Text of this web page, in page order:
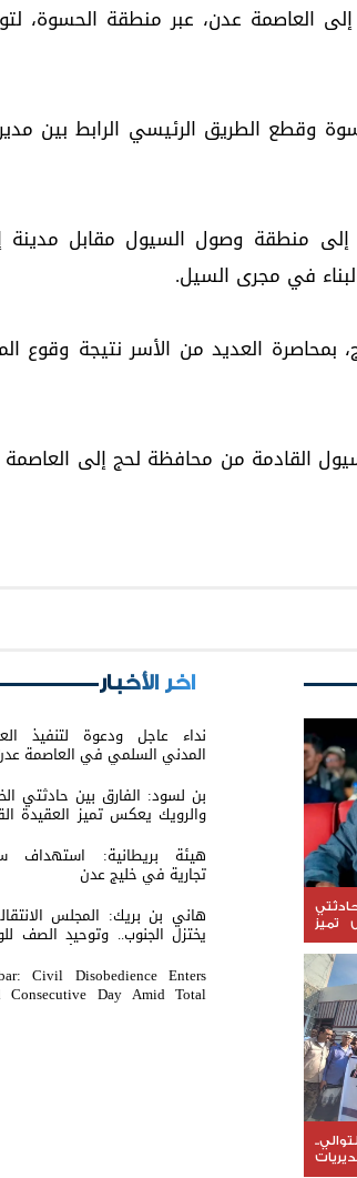
العاصمة عدن، عبر منطقة الحسوة،
وقطع الطريق الرئيسي الرابط بين
منطقة وصول السيول مقابل مدينة
في مجرى السيل.
العديد من الأسر نتيجة وقوع
القادمة من محافظة لحج إلى
تميز
اخر الأخبار
نداء عاجل ودعوة لتنفيذ
المدني السلمي في العاصمة
بن لسود: الفارق بين حادثتي
والرويك يعكس تميز العقيدة
هيئة بريطانية: استهداف
تجارية في خليج عدن
هاني بن بريك: المجلس
يختزل الجنوب.. وتوحيد الصف
لاستعادة الدولة أولوية
الحكمة
Civil Disobedience Enters
Consecutive Day Amid Total